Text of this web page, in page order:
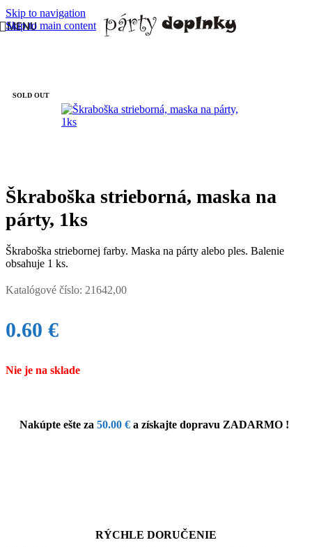
Skip to navigation
Skip to main content
MENU
PÁRTY DOPLNKY / Škrabošky a masky
SOLD OUT
Škraboška strieborná, maska na
párty, 1ks
Škraboška striebornej farby. Maska na párty alebo ples. Balenie
obsahuje 1 ks.
Katalógové číslo: 21642,00
0.60 €
Nie je na sklade
Nakúpte ešte za 50.00 € a získajte dopravu ZADARMO !
RÝCHLE DORUČENIE